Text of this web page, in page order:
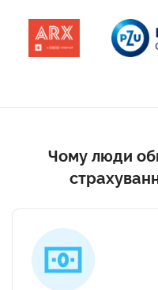
Чому люди